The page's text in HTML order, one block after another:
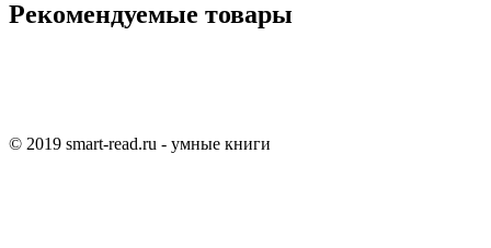
Рекомендуемые товары
© 2019 smart-read.ru - умные книги